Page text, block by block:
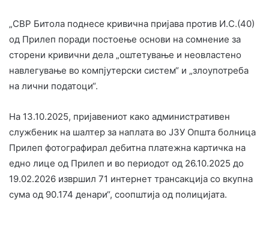
„СВР Битола поднесе кривична пријава против И.С.(40)
од Прилеп поради постоење основи на сомнение за
сторени кривични дела „оштетување и неовластено
навлегување во компјутерски систем“ и „злоупотреба
на лични податоци“.
На 13.10.2025, пријавениот како административен
службеник на шалтер за наплата во ЈЗУ Општа болница
Прилеп фотографирал дебитна платежна картичка на
едно лице од Прилеп и во периодот од 26.10.2025 до
19.02.2026 извршил 71 интернет трансакција со вкупна
сума од 90.174 денари“, соопштија од полицијата.